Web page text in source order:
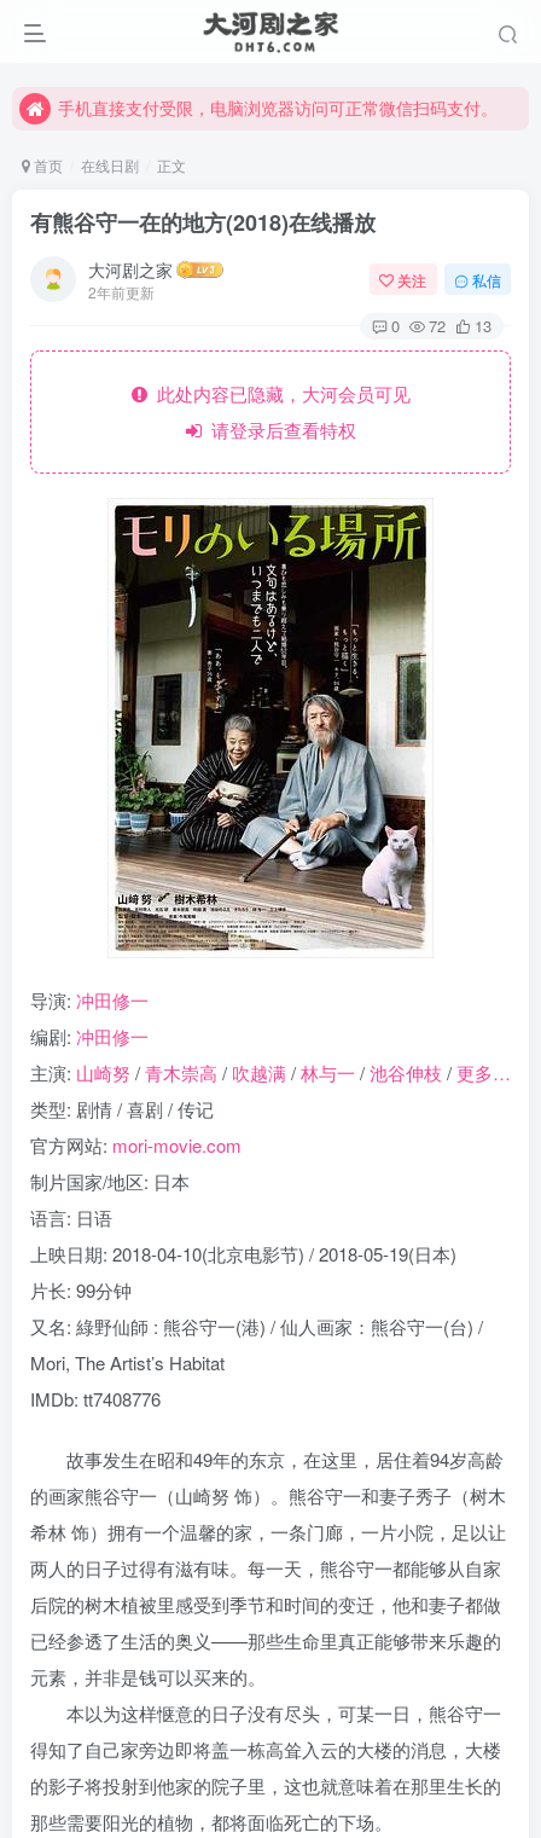
手机直接支付受限，电脑浏览器访问可正常微信扫码支付。
手机直接支付受限，电脑浏览器访问可正常微信扫码支付。
首页 在线日剧 正文
有熊谷守一在的地方(2018)在线播放
大河剧之家
2年前更新
关注 私信
0 72 13
此处内容已隐藏，大河会员可见
请登录后查看特权
导演: 冲田修一
编剧: 冲田修一
主演: 山崎努 /青木崇高 / 吹越满/林与一 /池谷伸枝 /更多…
类型: 剧情 / 喜剧 / 传记
官方网站: mori-movie.com
制片国家/地区: 日本
语言: 日语
上映日期: 2018-04-10(北京电影节) / 2018-05-19(日本)
片长: 99分钟
又名: 綠野仙師 : 熊谷守一(港) / 仙人画家：熊谷守一(台) /
Mori, The Artist’s Habitat
IMDb: tt7408776
故事发生在昭和49年的东京，在这里，居住着94岁高龄
的画家熊谷守一（山崎努 饰）。熊谷守一和妻子秀子（树木
希林 饰）拥有一个温馨的家，一条门廊，一片小院，足以让
两人的日子过得有滋有味。每一天，熊谷守一都能够从自家
后院的树木植被里感受到季节和时间的变迁，他和妻子都做
已经参透了生活的奥义——那些生命里真正能够带来乐趣的
元素，并非是钱可以买来的。
本以为这样惬意的日子没有尽头，可某一日，熊谷守一
得知了自己家旁边即将盖一栋高耸入云的大楼的消息，大楼
的影子将投射到他家的院子里，这也就意味着在那里生长的
那些需要阳光的植物，都将面临死亡的下场。